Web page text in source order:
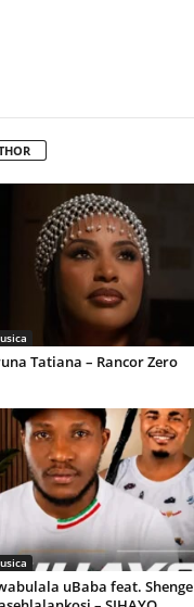
Tatiana – Rancor Zero
uBaba feat. Shenge